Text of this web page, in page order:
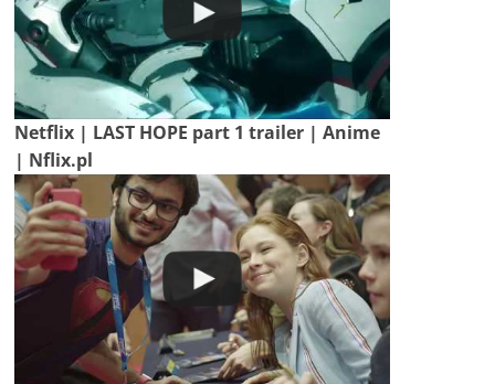
Netflix | LAST HOPE part 1 trailer | Anime
| Nflix.pl